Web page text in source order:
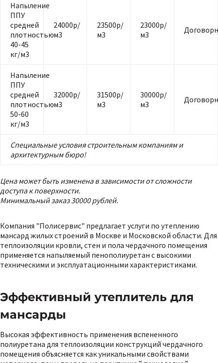
Напыление
ППУ
средней
плотностью
40-45
кг/м3
24000р/
м3
23500р/
м3
23000р/
м3
Напыление
ППУ
средней
плотностью
50-60
кг/м3
32000р/
м3
31500р/
м3
30000р/
м3
Специальные условия строительным компаниям и
архитектурным бюро!
Цена может быть изменена в зависимости от сложности
доступа к поверхности.
Минимальный заказ 30000 рублей.
Компания "Полисервис" предлагает услуги по утеплению
мансард жилых строений в Москве и Московской области. Для
теплоизоляции кровли, стен и пола чердачного помещения
применяется напыляемый пенополиуретан с высокими
техническими и эксплуатационными характеристиками.
Эффективный утеплитель для
мансарды
Высокая эффективность применения вспененного
полиуретана для теплоизоляции конструкций чердачного
помещения объясняется как уникальными свойствами